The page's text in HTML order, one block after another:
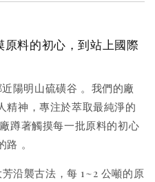
料的初心，到站上國際
陽明山硫磺谷 。我們的廠
精神，專注於萃取最純淨的
蹲著觸摸每一批原料的初心
路 。
芳沿襲古法，每 1~2 公噸的原